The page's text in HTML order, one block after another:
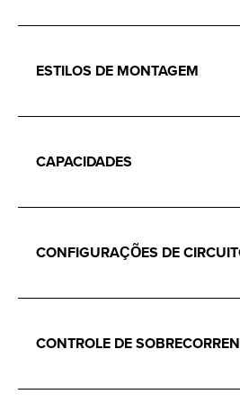
ESTILOS DE MONTAGEM
CAPACIDADES
CONFIGURAÇÕES DE
CONTROLE DE